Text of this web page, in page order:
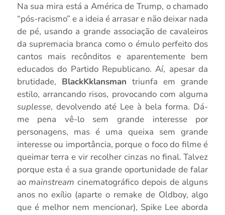
Na sua mira está a América de Trump, o chamado
“pós-racismo” e a ideia é arrasar e não deixar nada
de pé, usando a grande associação de cavaleiros
da supremacia branca como o émulo perfeito dos
cantos mais recônditos e aparentemente bem
educados do Partido Republicano. Aí, apesar da
brutidade, BlackKklansman triunfa em grande
estilo, arrancando risos, provocando com alguma
suplesse, devolvendo até Lee à bela forma. Dá-
me pena vê-lo sem grande interesse por
personagens, mas é uma queixa sem grande
interesse ou importância, porque o foco do filme é
queimar terra e vir recolher cinzas no final. Talvez
porque esta é a sua grande oportunidade de falar
aomainstream cinematográfico depois de alguns
anos no exílio (aparte o remake de Oldboy, algo
que é melhor nem mencionar), Spike Lee aborda